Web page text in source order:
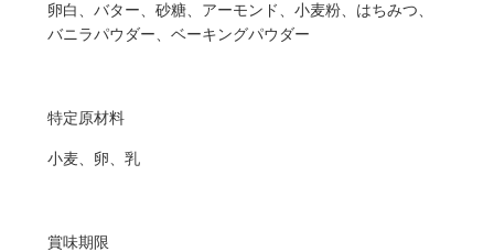
卵白、バター、砂糖、アーモンド、小麦粉、はちみつ、
バニラパウダー、ベーキングパウダー
特定原材料
小麦、卵、乳
賞味期限